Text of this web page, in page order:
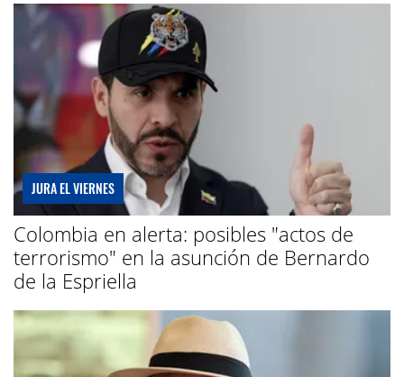
JURA EL VIERNES
Colombia en alerta: posibles "actos de
terrorismo" en la asunción de Bernardo
de la Espriella